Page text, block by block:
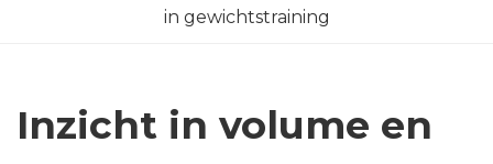
in gewichtstraining
Inzicht in volume en